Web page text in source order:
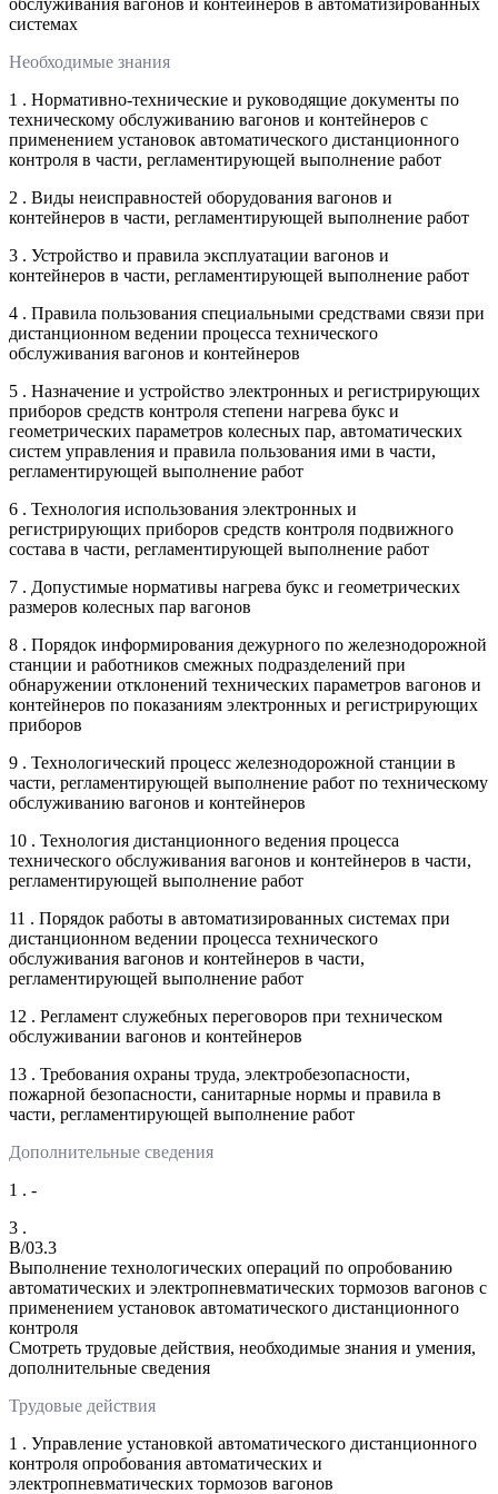
системах
Необходимые знания
1 . Нормативно-технические и руководящие документы по
техническому обслуживанию вагонов и контейнеров с
применением установок автоматического дистанционного
контроля в части, регламентирующей выполнение работ
2 . Виды неисправностей оборудования вагонов и
контейнеров в части, регламентирующей выполнение работ
3 . Устройство и правила эксплуатации вагонов и
контейнеров в части, регламентирующей выполнение работ
4 . Правила пользования специальными средствами связи при
дистанционном ведении процесса технического
обслуживания вагонов и контейнеров
5 . Назначение и устройство электронных и регистрирующих
приборов средств контроля степени нагрева букс и
геометрических параметров колесных пар, автоматических
систем управления и правила пользования ими в части,
регламентирующей выполнение работ
6 . Технология использования электронных и
регистрирующих приборов средств контроля подвижного
состава в части, регламентирующей выполнение работ
7 . Допустимые нормативы нагрева букс и геометрических
размеров колесных пар вагонов
8 . Порядок информирования дежурного по железнодорожной
станции и работников смежных подразделений при
обнаружении отклонений технических параметров вагонов и
контейнеров по показаниям электронных и регистрирующих
приборов
9 . Технологический процесс железнодорожной станции в
части, регламентирующей выполнение работ по техническому
обслуживанию вагонов и контейнеров
10 . Технология дистанционного ведения процесса
технического обслуживания вагонов и контейнеров в части,
регламентирующей выполнение работ
11 . Порядок работы в автоматизированных системах при
дистанционном ведении процесса технического
обслуживания вагонов и контейнеров в части,
регламентирующей выполнение работ
12 . Регламент служебных переговоров при техническом
обслуживании вагонов и контейнеров
13 . Требования охраны труда, электробезопасности,
пожарной безопасности, санитарные нормы и правила в
части, регламентирующей выполнение работ
Дополнительные сведения
1 . -
3 .
B/03.3
Выполнение технологических операций по опробованию
автоматических и электропневматических тормозов вагонов с
применением установок автоматического дистанционного
контроля
Смотреть трудовые действия, необходимые знания и умения,
дополнительные сведения
Трудовые действия
1 . Управление установкой автоматического дистанционного
контроля опробования автоматических и
электропневматических тормозов вагонов